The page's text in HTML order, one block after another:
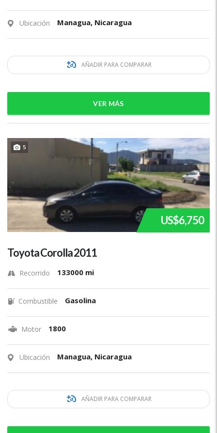
Ubicación Managua, Nicaragua
AÑADIR PARA COMPARAR
VER MÁS
5
US$6,750
Toyota Corolla 2011
Recorrido 133000 mi
Combustible Gasolina
Motor 1800
Ubicación Managua, Nicaragua
AÑADIR PARA COMPARAR